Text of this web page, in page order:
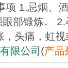
项 1.忌烟、
部锻炼。
，头痛，虹
限公司 (产品